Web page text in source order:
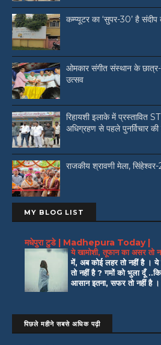
कम्प्यूटर का ‘सुपर-30’ है संदीप
ओमकार संगीत संस्थान के छात्र-
उत्सव
रिहायशी इलाके में प्रस्तावित
अधिग्रहण से पहले पुनर्विचार की
राजकीय श्रावणी मेला,
MY BLOG LIST
मधेपुरा टुडे | Madhepura Today |
ये खामोशी, तूफान का असर तो
में, अब कोई लहर तो नहीं है ।
तो नहीं है ? गमों को भुला दूँ
आसान इतना, सफर तो नहीं है
पिछले महीने सबसे अधिक पढ़ी